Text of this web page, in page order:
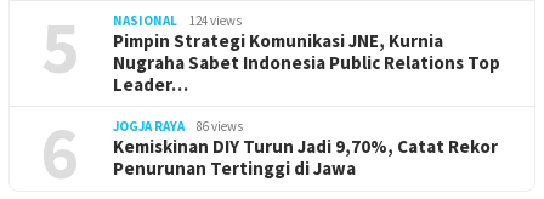
5 NASIONAL 124 views
Pimpin Strategi Komunikasi JNE, Kurnia
Nugraha Sabet Indonesia Public Relations Top
Leader…
6 JOGJA RAYA 86 views
Kemiskinan DIY Turun Jadi 9,70%, Catat Rekor
Penurunan Tertinggi di Jawa